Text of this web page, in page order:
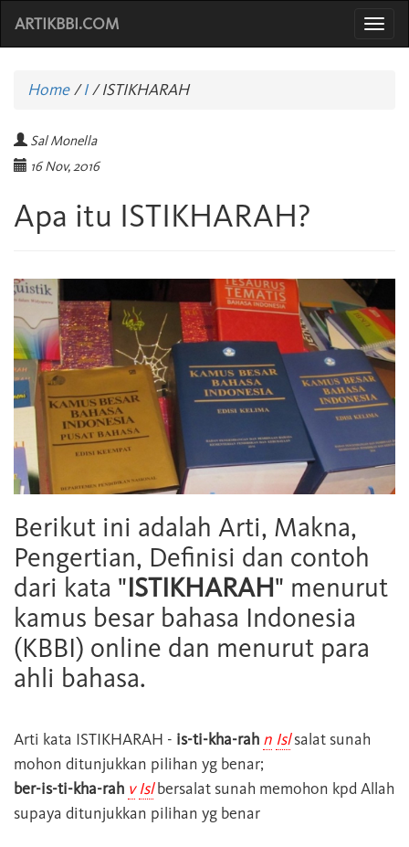
ARTIKBBI.COM
Home/I /ISTIKHARAH
Sal Monella
16 Nov, 2016
Apa itu ISTIKHARAH?
Berikut ini adalah Arti, Makna,
Pengertian, Definisi dan contoh
dari kata "ISTIKHARAH" menurut
kamus besar bahasa Indonesia
(KBBI) online dan menurut para
ahli bahasa.
Arti kata ISTIKHARAH - is-ti-kha-rah n Islsalat sunah
mohon ditunjukkan pilihan yg benar;
ber-is-ti-kha-rah v Islbersalat sunah memohon kpd Allah
supaya ditunjukkan pilihan yg benar